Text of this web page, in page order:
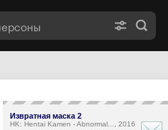
Извратная маска 2
HK: Hentai Kamen - Abnormal..., 2016